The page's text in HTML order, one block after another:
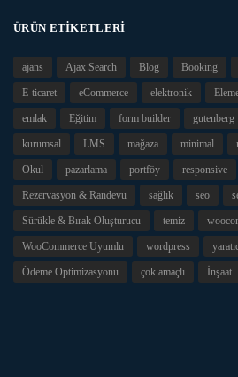
ÜRÜN ETIKETLERI
ajans Ajax Search Blog Booking
E-ticaret eCommerce elektronik
emlak Eğitim form builder gutenberg
kurumsal LMS mağaza minimal
Okul pazarlama portföy responsive
Rezervasyon & Randevu sağlık seo
Sürükle & Bırak Oluşturucu temiz
WooCommerce Uyumlu wordpress
Ödeme Optimizasyonu çok amaçlı İnşaat